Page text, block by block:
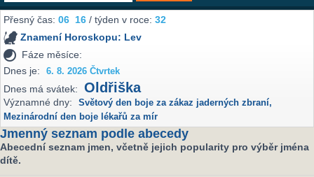
Přesný čas:06 16 / týden v roce:32
Znamení Horoskopu: Lev
Fáze měsíce:
Dnes je:
6. 8. 2026 Čtvrtek
Dnes má svátek: Oldřiška
Významné dny: Světový den boje za zákaz jaderných zbraní,
Mezinárodní den boje lékařů za mír
Jmenný seznam podle abecedy
Abecední seznam jmen, včetně jejich popularity pro výběr jména
dítě.